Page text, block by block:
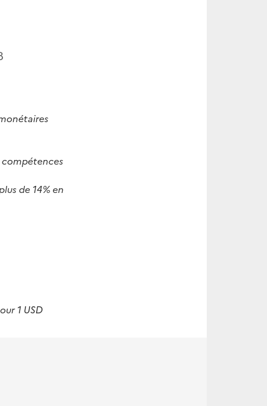
compétences
de 14% en
1 USD